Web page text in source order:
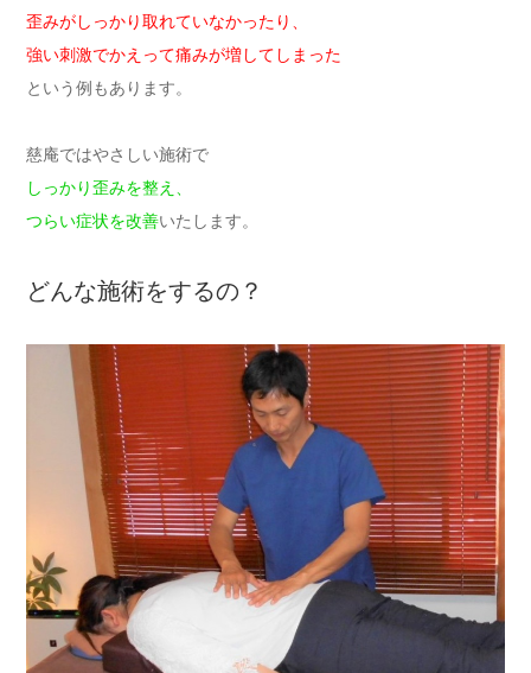
歪みがしっかり取れていなかったり、
強い刺激でかえって痛みが増してしまった
という例もあります。
慈庵ではやさしい施術で
しっかり歪みを整え、
つらい症状を改善いたします。
どんな施術をするの？